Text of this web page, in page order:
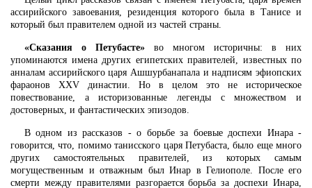
ассирийского завоевания, резиденция которого была в Танисе и
который был правителем одной из частей страны.
«Сказания о Петубасте» во многом историчны: в них
упоминаются имена других египетских правителей, известных по
анналам ассирийского царя Ашшурбанапала и надписям эфиопских
фараонов XXV династии. Но в целом это не историческое
повествование, а историзованные легенды с множеством и
достоверных, и фантастических эпизодов.
В одном из рассказов - о борьбе за боевые доспехи Инара -
говорится, что, помимо танисского царя Петубаста, было еще много
других самостоятельных правителей, из которых самым
могущественным и отважным был Инар в Гелиополе. После его
смерти между правителями разгорается борьба за доспехи Инара,